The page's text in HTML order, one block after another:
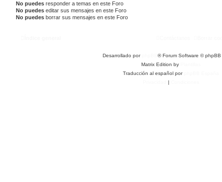
No puedes responder a temas en este Foro
No puedes editar sus mensajes en este Foro
No puedes borrar sus mensajes en este Foro
Desarrollado por
® Forum Software © phpBB
Matrix Edition by
Traducción al español por
|